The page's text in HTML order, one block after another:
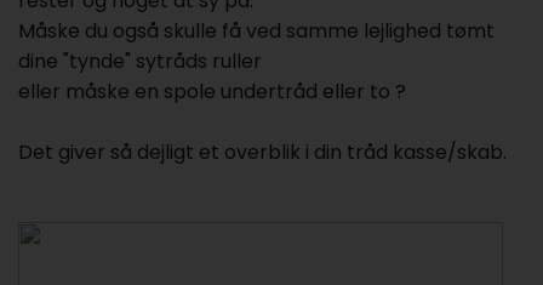
Måske du også skulle få ved samme lejlighed tømt
dine "tynde" sytråds ruller
eller måske en spole undertråd eller to ?
Det giver så dejligt et overblik i din tråd kasse/skab.